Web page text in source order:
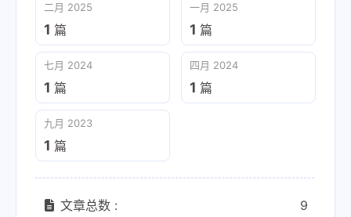
二月 2025
1 篇
一月 2025
1 篇
七月 2024
1 篇
四月 2024
1 篇
九月 2023
1 篇
文章总数 :
9